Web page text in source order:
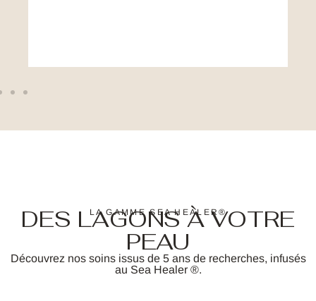
LA GAMME SEA HEALER®
DES LAGONS À VOTRE
PEAU
Découvrez nos soins issus de 5 ans de recherches, infusés
au Sea Healer ®.